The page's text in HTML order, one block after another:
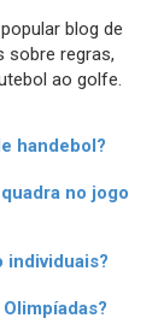
blog de
sobre regras,
ao golfe.
handebol?
no jogo
individuais?